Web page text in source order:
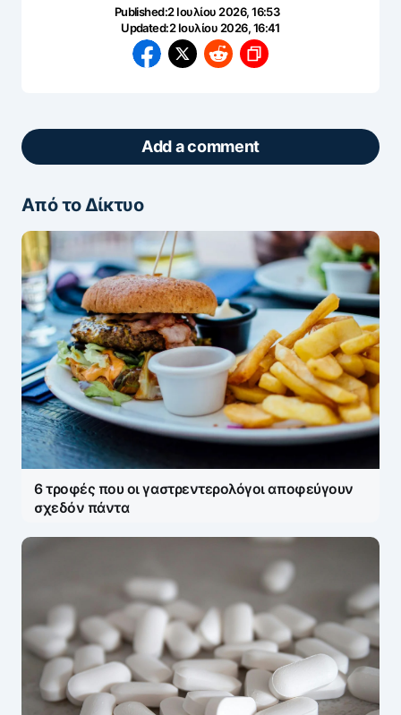
Published:2 Ιουλίου 2026, 16:53
Updated:2 Ιουλίου 2026, 16:41
Add a comment
ΖΩΝΤΑΝΆ ΣΧΌΛΙΑ
Πάρτε μέρος στη συζήτηση — το σχόλιό σας
ελέγχεται άμεσα από AI (Ελληνικά & Αγγλικά).
ΠΡΟΣΤΑΣΊΑ AI
Η ηλ. διεύθυνση σας δεν δημοσιεύεται. Τα
υποχρεωτικά πεδία σημειώνονται με*
Message*
Name*
Από το Δίκτυο
6 τροφές που οι γαστρεντερολόγοι αποφεύγουν
σχεδόν πάντα